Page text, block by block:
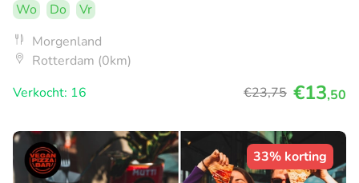
Wo Do
Vr
Morgenland
Rotterdam (0km)
Verkocht: 16
€23,75 €13,50
33% korting